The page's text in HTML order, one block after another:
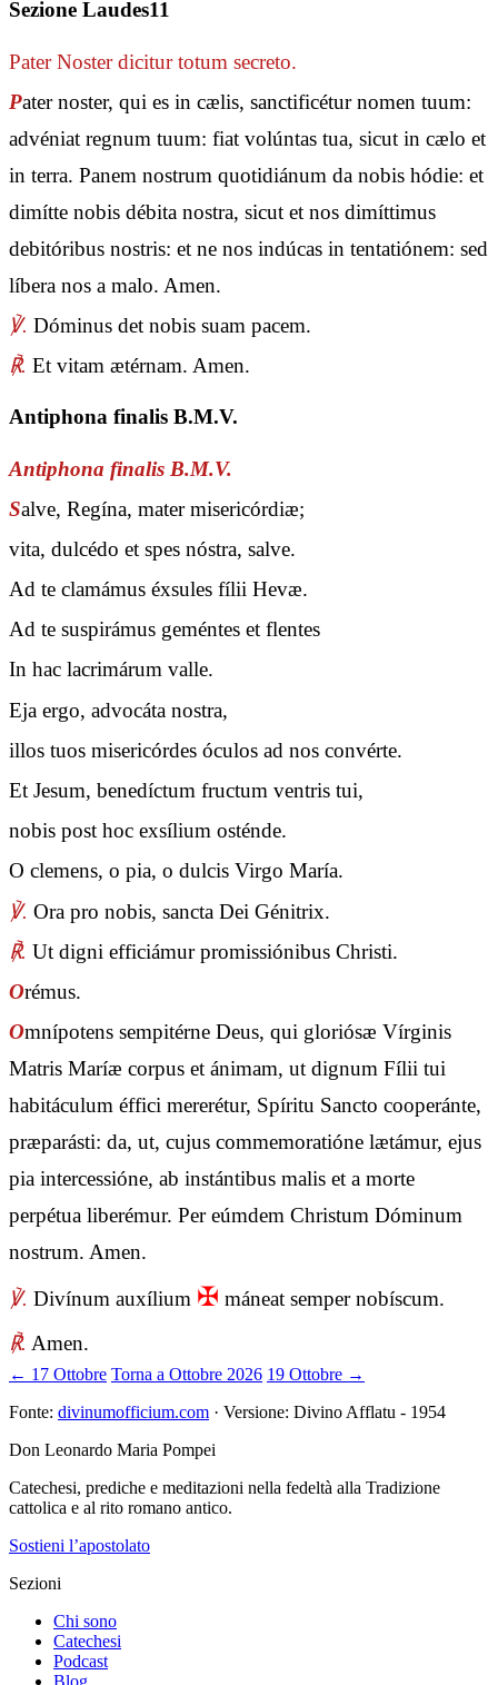
Sezione Laudes11
Pater Nosterdicitur totum secreto.
Pater noster, qui es in cælis, sanctificétur nomen tuum:
advéniat regnum tuum: fiat volúntas tua, sicut in cælo et
in terra. Panem nostrum quotidiánum da nobis hódie: et
dimítte nobis débita nostra, sicut et nos dimíttimus
debitóribus nostris: et ne nos indúcas in tentatiónem: sed
líbera nos a malo. Amen.
℣. Dóminus det nobis suam pacem.
℟. Et vitam ætérnam. Amen.
Antiphona finalis B.M.V.
Antiphona finalis B.M.V.
Salve, Regína, mater misericórdiæ;
vita, dulcédo et spes nóstra, salve.
Ad te clamámus éxsules fílii Hevæ.
Ad te suspirámus geméntes et flentes
In hac lacrimárum valle.
Eja ergo, advocáta nostra,
illos tuos misericórdes óculos ad nos convérte.
Et Jesum, benedíctum fructum ventris tui,
nobis post hoc exsílium osténde.
O clemens, o pia, o dulcis Virgo María.
℣. Ora pro nobis, sancta Dei Génitrix.
℟. Ut digni efficiámur promissiónibus Christi.
Orémus.
Omnípotens sempitérne Deus, qui gloriósæ Vírginis
Matris Maríæ corpus et ánimam, ut dignum Fílii tui
habitáculum éffici mererétur, Spíritu Sancto cooperánte,
præparásti: da, ut, cujus commemoratióne lætámur, ejus
pia intercessióne, ab instántibus malis et a morte
perpétua liberémur. Per eúmdem Christum Dóminum
nostrum. Amen.
℣. Divínum auxílium ✠ máneat semper nobíscum.
℟. Amen.
← 17 Ottobre Torna a Ottobre 2026 19 Ottobre →
Fonte: divinumofficium.com · Versione: Divino Afflatu - 1954
Don Leonardo Maria Pompei
Catechesi, prediche e meditazioni nella fedeltà alla Tradizione
cattolica e al rito romano antico.
Sostieni l’apostolato
Sezioni
Chi sono
Catechesi
Podcast
Blog